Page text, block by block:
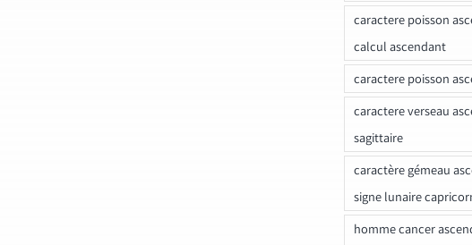
caractere poisson
calcul ascendant
caractere poisson
caractere verseau
sagittaire
caractère gémeau
signe lunaire
homme cancer